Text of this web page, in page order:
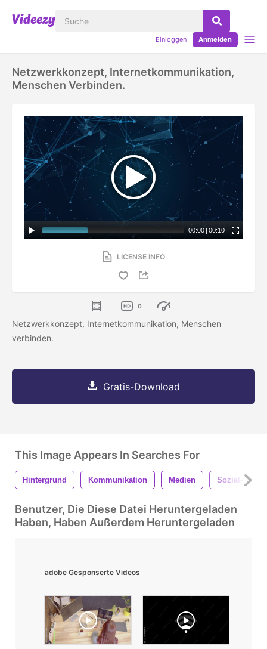
Einloggen Anmelden
Netzwerkkonzept, Internetkommunikation,
Menschen Verbinden.
00:00 | 00:10
LICENSE INFO
0
Netzwerkkonzept, Internetkommunikation, Menschen
verbinden.
Gratis-Download
This Image Appears In Searches For
Hintergrund Kommunikation Medien Sozial-
Benutzer, Die Diese Datei Heruntergeladen
Haben, Haben Außerdem Heruntergeladen
adobe Gesponserte Videos